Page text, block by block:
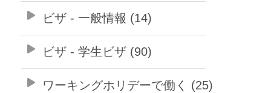
ビザ - 一般情報 (14)
ビザ - 学生ビザ (90)
ワーキングホリデーで働く (25)